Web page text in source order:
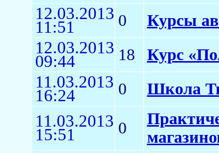
12.03.2013
11:51 0 Курсы
12.03.2013
09:44 18 Курс
11.03.2013
16:24 0 Школа
11.03.2013
15:51 0